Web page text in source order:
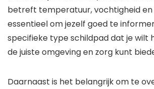
betreft temperatuur, vochtigheid en
essentieel om jezelf goed te
specifieke type schildpad dat je wilt
de juiste omgeving en zorg kunt
Daarnaast is het belangrijk om te